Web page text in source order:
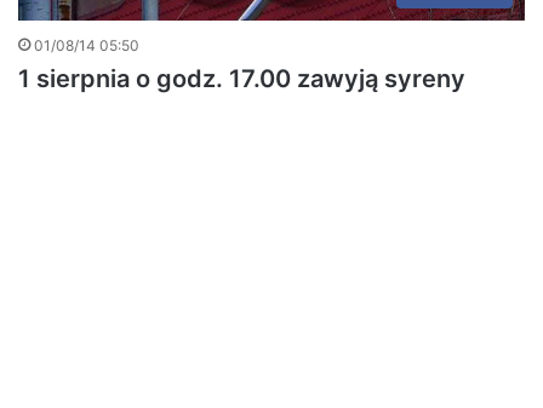
01/08/14 05:50
1 sierpnia o godz. 17.00 zawyją syreny